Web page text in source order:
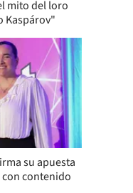
mito del loro
Kaspárov"
su apuesta
contenido